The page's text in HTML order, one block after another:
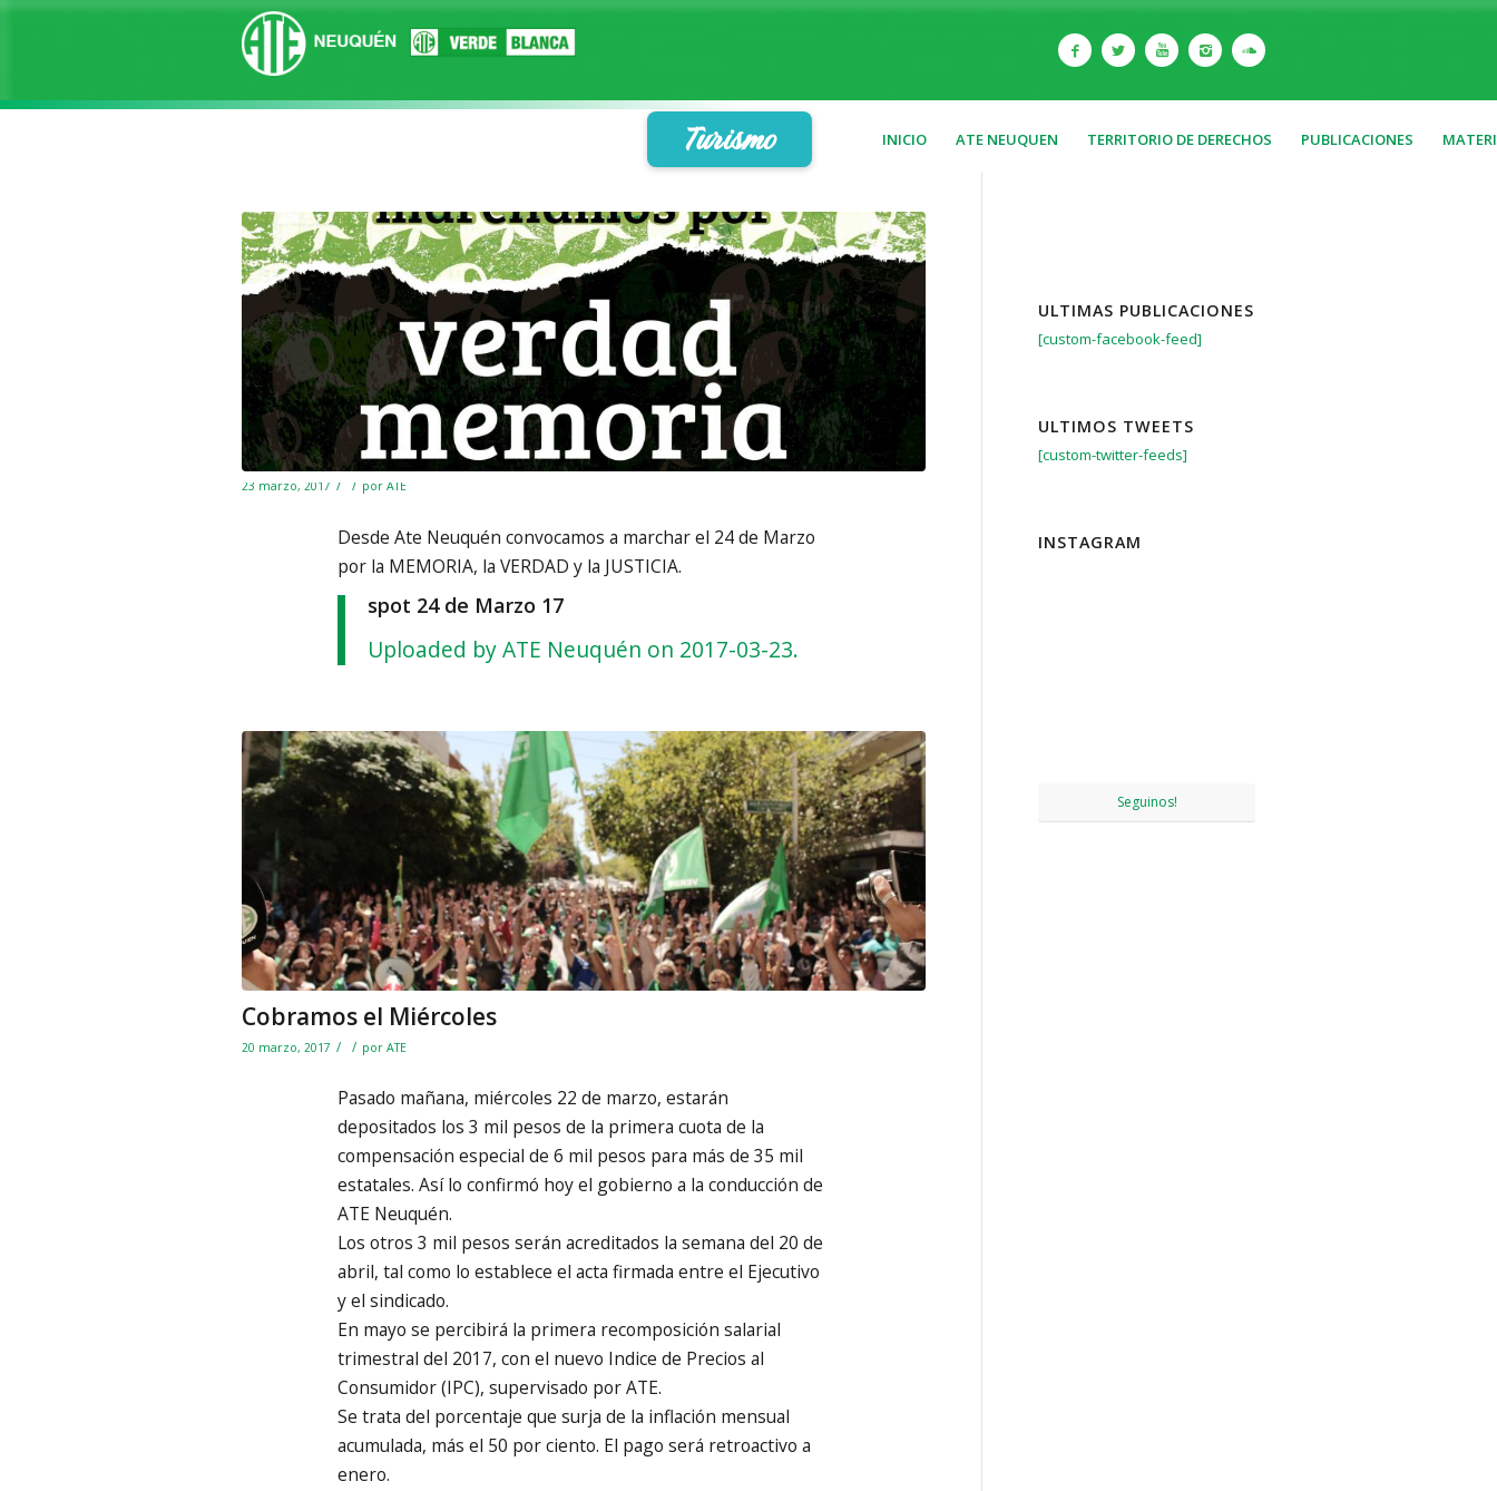
Turismo INICIO ATE NEUQUEN TERRITORIO DE DERECHOS PUBLICACIONES
23 marzo, 2017 / / por ATE
Desde Ate Neuquén convocamos a marchar el 24 de Marzo
por la MEMORIA, la VERDAD y la JUSTICIA.
spot 24 de Marzo 17
Uploaded by ATE Neuquén on 2017-03-23.
Cobramos el Miércoles
20 marzo, 2017 / / por ATE
Pasado mañana, miércoles 22 de marzo, estarán
depositados los 3 mil pesos de la primera cuota de la
compensación especial de 6 mil pesos para más de 35 mil
estatales. Así lo confirmó hoy el gobierno a la conducción de
ATE Neuquén.
Los otros 3 mil pesos serán acreditados la semana del 20 de
abril, tal como lo establece el acta firmada entre el Ejecutivo
y el sindicado.
En mayo se percibirá la primera recomposición salarial
trimestral del 2017, con el nuevo Indice de Precios al
Consumidor (IPC), supervisado por ATE.
Se trata del porcentaje que surja de la inflación mensual
acumulada, más el 50 por ciento. El pago será retroactivo a
enero.
ULTIMAS PUBLICACIONES
[custom-facebook-feed]
ULTIMOS TWEETS
[custom-twitter-feeds]
INSTAGRAM
Seguinos!